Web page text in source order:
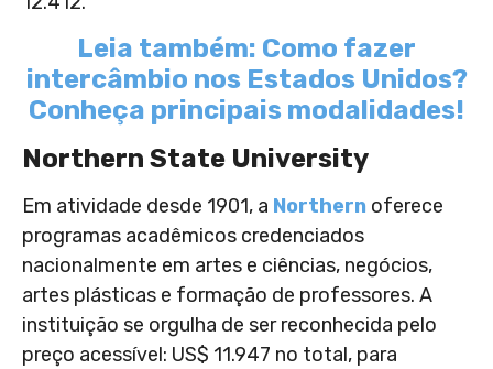
Leia também: Como fazer
intercâmbio nos Estados Unidos?
Conheça principais modalidades!
Northern State University
Em atividade desde 1901, a Northern oferece
programas acadêmicos credenciados
nacionalmente em artes e ciências, negócios,
artes plásticas e formação de professores. A
instituição se orgulha de ser reconhecida pelo
preço acessível: US$ 11.947 no total, para